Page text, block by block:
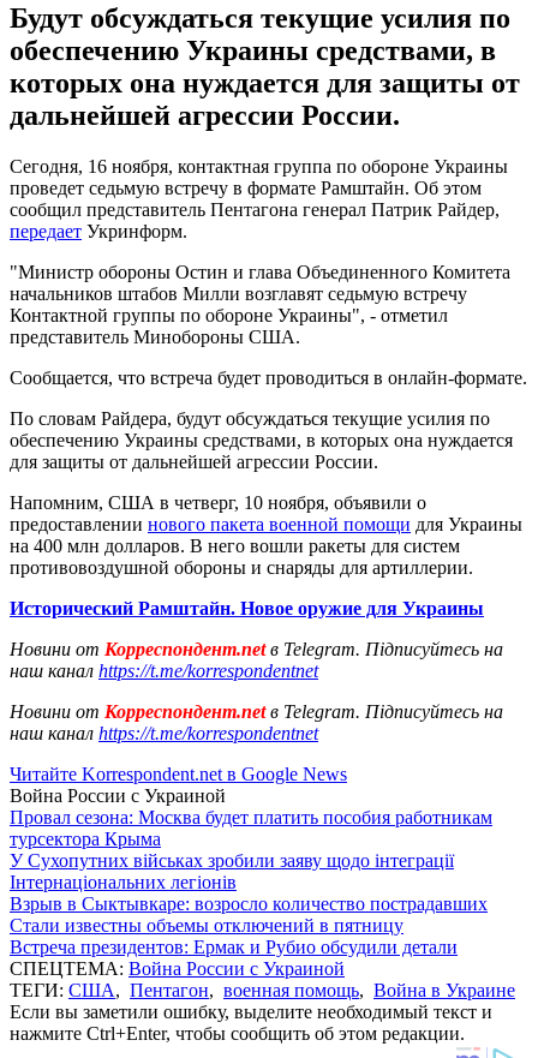
Будут обсуждаться текущие усилия по
обеспечению Украины средствами, в
которых она нуждается для защиты от
дальнейшей агрессии России.
Сегодня, 16 ноября, контактная группа по обороне Украины
проведет седьмую встречу в формате Рамштайн. Об этом
сообщил представитель Пентагона генерал Патрик Райдер,
передает Укринформ.
"Министр обороны Остин и глава Объединенного Комитета
начальников штабов Милли возглавят седьмую встречу
Контактной группы по обороне Украины", - отметил
представитель Минобороны США.
Сообщается, что встреча будет проводиться в онлайн-формате.
По словам Райдера, будут обсуждаться текущие усилия по
обеспечению Украины средствами, в которых она нуждается
для защиты от дальнейшей агрессии России.
Напомним, США в четверг, 10 ноября, объявили о
предоставлении нового пакета военной помощи для Украины
на 400 млн долларов. В него вошли ракеты для систем
противовоздушной обороны и снаряды для артиллерии.
Исторический Рамштайн. Новое оружие для Украины
Новини от Корреспондент.netв Telegram. Підписуйтесь на
наш канал https://t.me/korrespondentnet
Новини от Корреспондент.netв Telegram. Підписуйтесь на
наш канал https://t.me/korrespondentnet
Читайте Korrespondent.net в Google News
Война России с Украиной
Провал сезона: Москва будет платить пособия работникам
турсектора Крыма
У Сухопутних військах зробили заяву щодо інтеграції
Інтернаціональних легіонів
Взрыв в Сыктывкаре: возросло количество пострадавших
Стали известны объемы отключений в пятницу
Встреча президентов: Ермак и Рубио обсудили детали
СПЕЦТЕМА: Война России с Украиной
ТЕГИ: США, Пентагон, военная помощь, Война в Украине
Если вы заметили ошибку, выделите необходимый текст и
нажмите Ctrl+Enter, чтобы сообщить об этом редакции.